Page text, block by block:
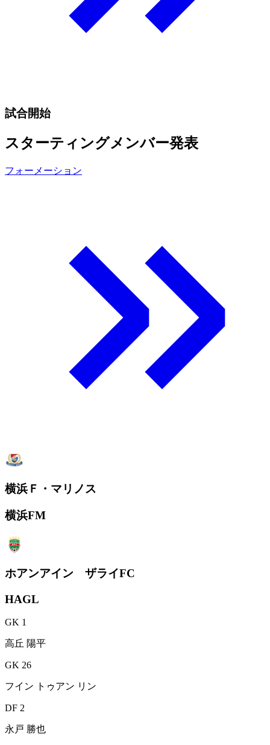
試合開始
スターティングメンバー発表
フォーメーション
横浜Ｆ・マリノス
横浜FM
ホアンアイン ザライFC
HAGL
GK 1
高丘 陽平
GK 26
フイン トゥアン リン
DF 2
永戸 勝也